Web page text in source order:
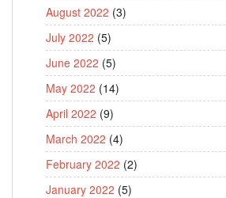
August 2022 (3)
July 2022 (5)
June 2022 (5)
May 2022 (14)
April 2022 (9)
March 2022 (4)
February 2022 (2)
January 2022 (5)